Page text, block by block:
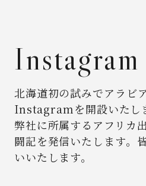
Instagram
北海道初の試みでアラビ
Instagramを開設いたし
弊社に所属するアフリカ
闘記を発信いたします。
いいたします。